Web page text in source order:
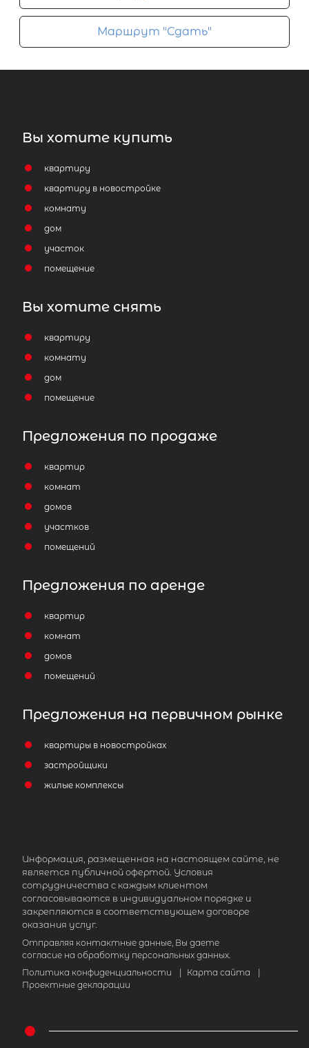
Маршрут "Сдать"
Вы хотите купить
квартиру
квартиру в новостройке
комнату
дом
участок
помещение
Вы хотите снять
квартиру
комнату
дом
помещение
Предложения по продаже
квартир
комнат
домов
участков
помещений
Предложения по аренде
квартир
комнат
домов
помещений
Предложения на первичном рынке
квартиры в новостройках
застройщики
жилые комплексы
Информация, размещенная на настоящем сайте, не
является публичной офертой. Условия
сотрудничества с каждым клиентом
согласовываются в индивидуальном порядке и
закрепляются в соответствующем договоре
оказания услуг.
Отправляя контактные данные, Вы даете
согласие на обработку персональных данных.
Политика конфиденциальности
Карта сайта
Проектные декларации